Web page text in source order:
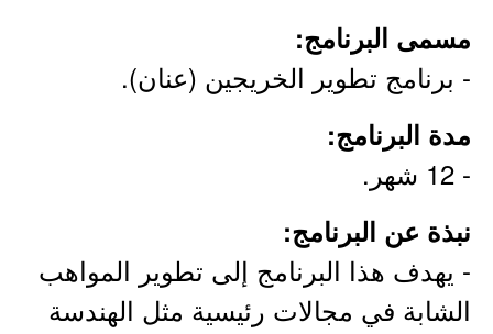
مسمى البرنامج:
- برنامج تطوير الخريجين (عنان).
مدة البرنامج:
- 12 شهر.
نبذة عن البرنامج:
- يهدف هذا البرنامج إلى تطوير المواهب
الشابة في مجالات رئيسية مثل الهندسة